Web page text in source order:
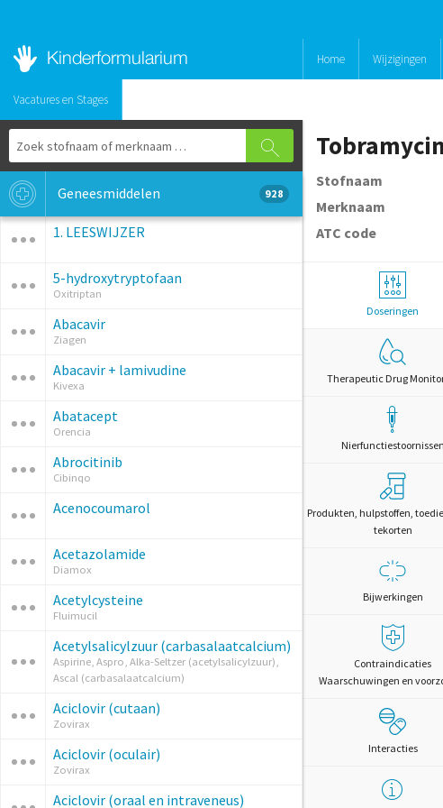
Home Wijzigingen
Vacatures en Stages
Geneesmiddelen 928
1. LEESWIJZER
5-hydroxytryptofaan
Oxitriptan
Abacavir
Ziagen
Abacavir + lamivudine
Kivexa
Abatacept
Orencia
Abrocitinib
Cibinqo
Acenocoumarol
Acetazolamide
Diamox
Acetylcysteine
Fluimucil
Acetylsalicylzuur (carbasalaatcalcium)
Aspirine, Aspro, Alka-Seltzer (acetylsalicylzuur),
Ascal (carbasalaatcalcium)
Aciclovir (cutaan)
Zovirax
Aciclovir (oculair)
Zovirax
Aciclovir (oraal en intraveneus)
Stofnaam
Merknaam
ATC code
Doseringen
Therapeutic Drug
Nierfunctiestoornissen
Produkten, hulpstoffen,
tekorten
Bijwerkingen
Contraindicaties
Waarschuwingen en
Interacties